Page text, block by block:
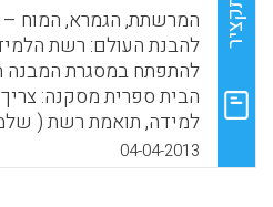
תקציר
המרשתת, הגמרא, המוח
להבנת העולם: רשת
להתפתח במסגרת
הבית ספרית מסקנה:
למידה, תואמת רשת (
X 04-04-2013